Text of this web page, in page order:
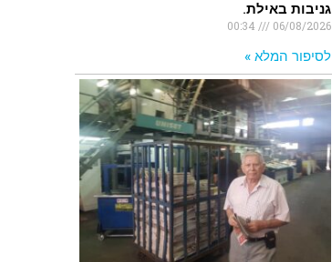
גניבות באילת.
06/08/2026
לסיפור המלא »